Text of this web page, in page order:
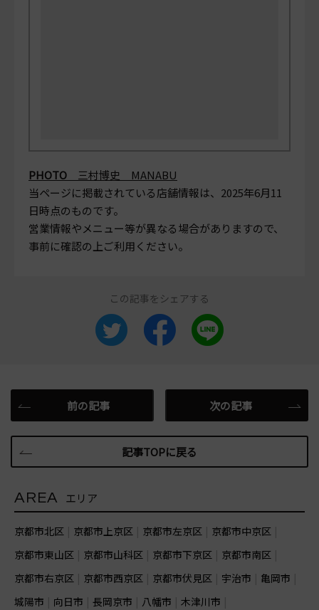
PHOTO 三村博史 MANABU
当ページに掲載されている店舗情報は、 2025年6月11
日時点のものです。
営業情報やメニュー等が異なる場合がありますので、
事前に確認の上ご利用ください。
この記事をシェアする
前の記事
記事TOPに戻る
次の記事
AREA エリア
京都市北区 京都市上京区 京都市左京区
京都市中京区
京都市東山区
京都市山科区 京都市下京区
京都市南区
京都市右京区
京都市西京区 京都市伏見区 宇治市
亀岡市
城陽市
向日市 長岡京市 八幡市 木津川市